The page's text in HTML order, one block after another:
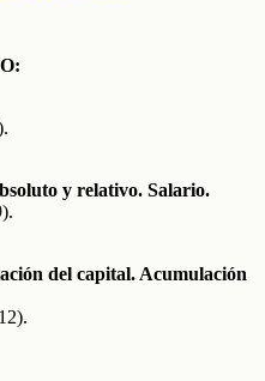
y relativo. Salario.
del capital. Acumulación